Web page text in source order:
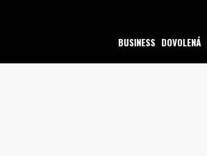
BUSINESS DOVOLENÁ